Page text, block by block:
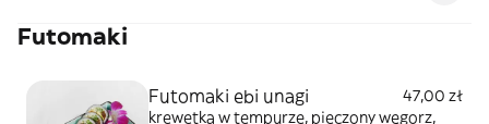
Futomaki
Futomaki ebi unagi
47,00 zł
krewetka w tempurze, pieczony węgorz,